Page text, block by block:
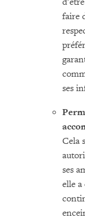
faire
ses
Cela
ses
elle